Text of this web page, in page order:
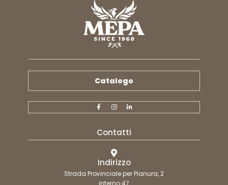
Catalogo
Contatti
Indirizzo
Strada Provinciale per Pianura, 2
interno 47